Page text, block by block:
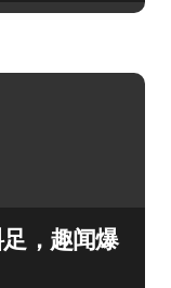
，趣闻爆